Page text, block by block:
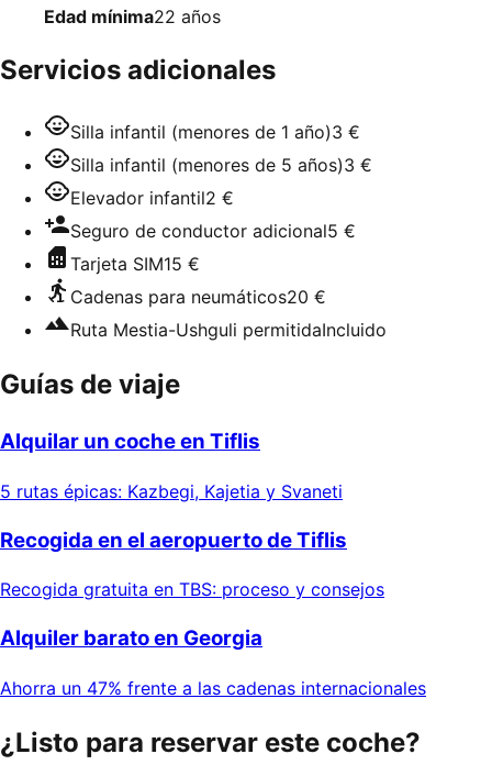
Edad mínima22 años
Servicios adicionales
Silla infantil (menores de 1 año)3 €
Silla infantil (menores de 5 años)3 €
Elevador infantil2 €
Seguro de conductor adicional5 €
Tarjeta SIM15 €
Cadenas para neumáticos20 €
Ruta Mestia-Ushguli permitidaIncluido
Guías de viaje
Alquilar un coche en Tiflis
5 rutas épicas: Kazbegi, Kajetia y Svaneti
Recogida en el aeropuerto de Tiflis
Recogida gratuita en TBS: proceso y consejos
Alquiler barato en Georgia
Ahorra un 47% frente a las cadenas internacionales
¿Listo para reservar este coche?